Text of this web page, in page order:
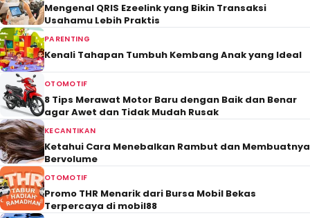
Mengenal QRIS Ezeelink yang Bikin Transaksi
Usahamu Lebih Praktis
PARENTING
Kenali Tahapan Tumbuh Kembang Anak yang Ideal
OTOMOTIF
8 Tips Merawat Motor Baru dengan Baik dan Benar
agar Awet dan Tidak Mudah Rusak
KECANTIKAN
Ketahui Cara Menebalkan Rambut dan Membuatnya
Bervolume
OTOMOTIF
Promo THR Menarik dari Bursa Mobil Bekas
Terpercaya di mobil88